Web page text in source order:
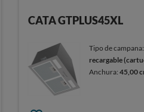
CATA GTPLUS45XL
Tipo de campana:
recargable
Anchura:45,00